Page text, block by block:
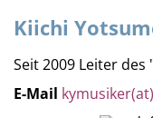
Kiichi
Seit 2009 Leiter
E-Mail